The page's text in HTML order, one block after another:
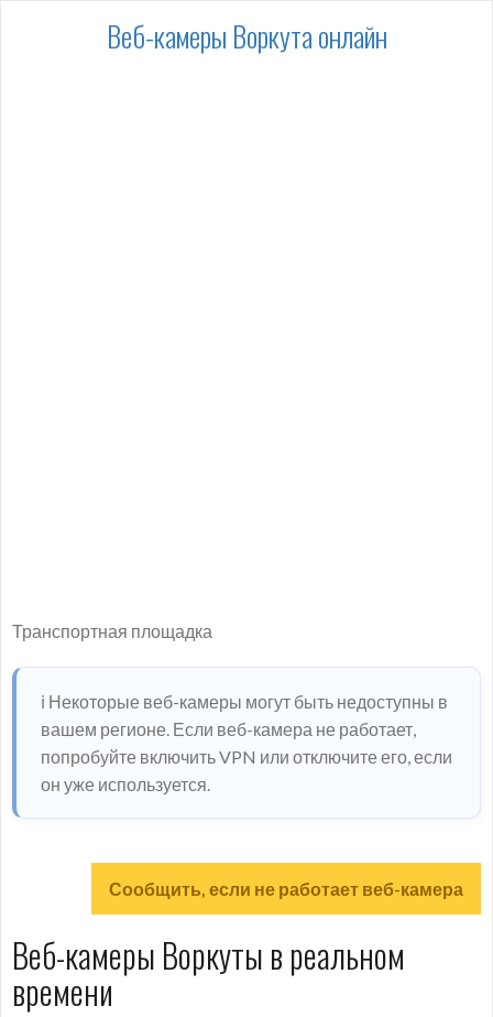
Веб-камеры Воркута онлайн
Транспортная площадка
ℹ️ Некоторые веб-камеры могут быть недоступны в
вашем регионе. Если веб-камера не работает,
попробуйте включить VPN или отключите его, если
он уже используется.
Сообщить, если не работает веб-камера
Веб-камеры Воркуты в реальном
времени